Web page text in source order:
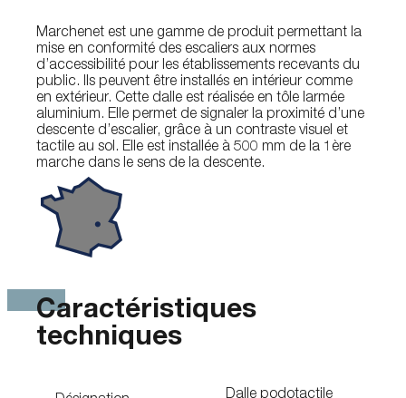
Marchenet est une gamme de produit permettant la
mise en conformité des escaliers aux normes
d’accessibilité pour les établissements recevants du
public. Ils peuvent être installés en intérieur comme
en extérieur. Cette dalle est réalisée en tôle larmée
aluminium. Elle permet de signaler la proximité d’une
descente d’escalier, grâce à un contraste visuel et
tactile au sol. Elle est installée à 500 mm de la 1ère
marche dans le sens de la descente.
Caractéristiques
techniques